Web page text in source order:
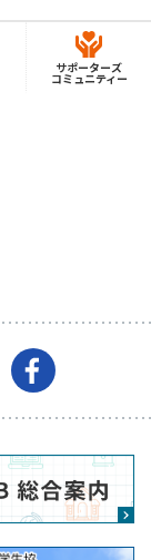
サポーターズ
コミュニティー